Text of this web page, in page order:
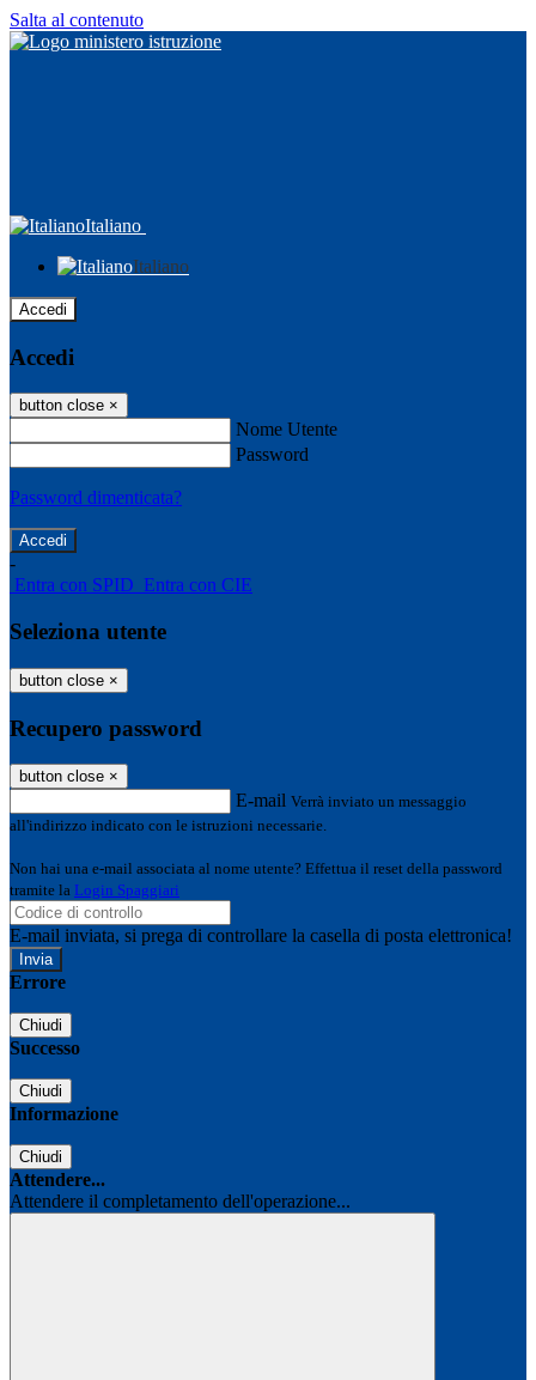
Salta al contenuto
Italiano
Italiano
Accedi
Accedi
button close ×
Nome Utente
Password
Password dimenticata?
-
Entra con SPID Entra con CIE
Seleziona utente
button close ×
Recupero password
button close ×
E-mail Verrà inviato un messaggio
all'indirizzo indicato con le istruzioni necessarie.
Non hai una e-mail associata al nome utente? Effettua il reset della password
tramite la Login Spaggiari
E-mail inviata, si prega di controllare la casella di posta elettronica!
Errore
Chiudi
Successo
Chiudi
Informazione
Chiudi
Attendere...
Attendere il completamento dell'operazione...